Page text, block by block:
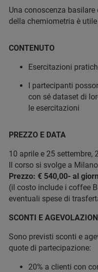
Una conoscenza
della chemiometria è
CONTENUTO
Esercitazioni
I partecipanti
con sé dataset di
le esercitazioni
PREZZO E DATA
10 aprile e 25 settembre,
Il corso si svolge a
Prezzo: € 540,00- al
(il costo include i coffee
eventuali spese di
SCONTI E
Sono previsti sconti e
quote di partecipazione:
20% a clienti con